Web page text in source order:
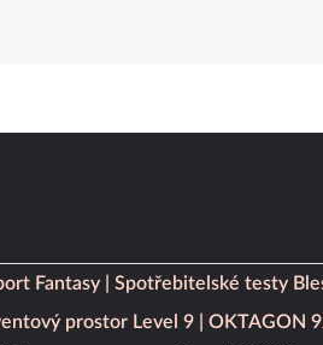
Fantasy Spotřebitelské testy
prostor Level 9 OKTAGON